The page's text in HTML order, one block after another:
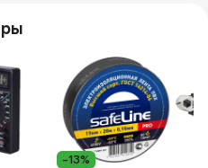
-13%